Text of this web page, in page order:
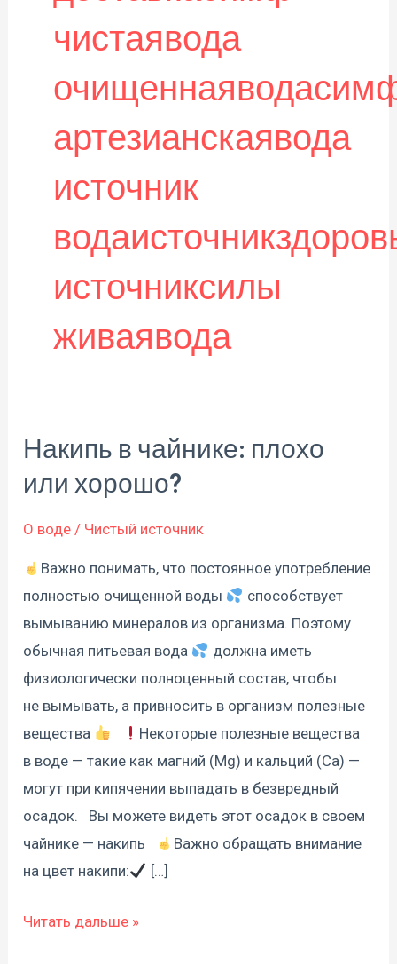
чистаявода
артезианскаявода
источник
источниксилы
живаявода
Накипь в чайнике: плохо
или хорошо?
О воде / Чистый источник
Важно понимать, что постоянное употребление
полностью очищенной воды
способствует
вымыванию минералов из организма. Поэтому
обычная питьевая вода
должна иметь
физиологически полноценный состав, чтобы
не вымывать, а привносить в организм полезные
вещества
Некоторые полезные вещества
в воде — такие как магний (Mg) и кальций (Ca) —
могут при кипячении выпадать в безвредный
осадок.⠀Вы можете видеть этот осадок в своем
чайнике — накипь⠀
Важно обращать внимание
на цвет накипи:
[…]
Накипь
чайнике:
плохо
хорошо?
Читать дальше »